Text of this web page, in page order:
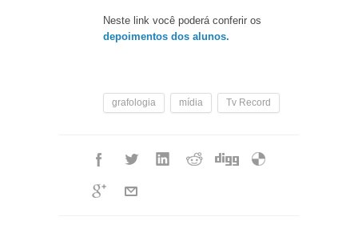
Neste link você poderá conferir os
depoimentos dos alunos.
grafologia mídia Tv Record